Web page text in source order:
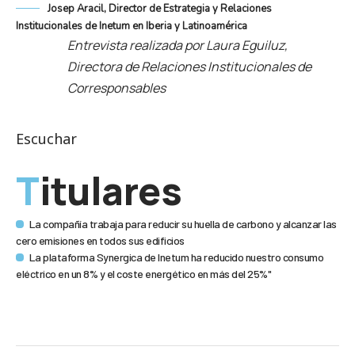
Josep Aracil, Director de Estrategia y Relaciones
Institucionales de Inetum en Iberia y Latinoamérica
Entrevista realizada por Laura Eguiluz,
Directora de Relaciones Institucionales de
Corresponsables
Escuchar
Titulares
La compañía trabaja para reducir su huella de carbono y alcanzar las
cero emisiones en todos sus edificios
La plataforma Synergica de Inetum ha reducido nuestro consumo
eléctrico en un 8% y el coste energético en más del 25%"